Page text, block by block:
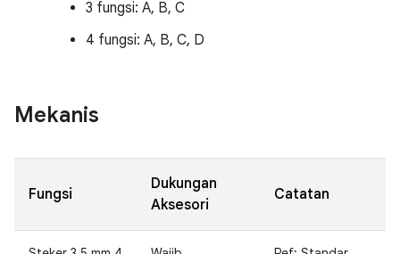
3 fungsi: A, B, C
4 fungsi: A, B, C, D
Mekanis
Fungsi
Dukungan
Aksesori
Catatan